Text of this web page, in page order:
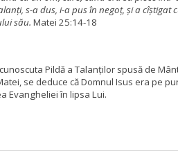
s-a dus, i-a pus în negoţ, şi a
său. Matei 25:14-18
Pildă a Talanților spusă de
se deduce că Domnul Isus era pe
Evangheliei în lipsa Lui.